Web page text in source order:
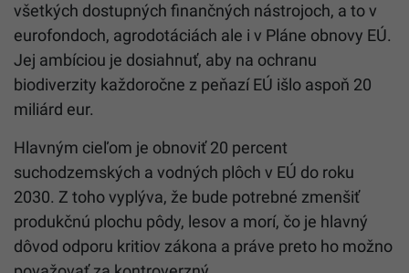
všetkých dostupných finančných nástrojoch, a to v
eurofondoch, agrodotáciách ale i v Pláne obnovy EÚ.
Jej ambíciou je dosiahnuť, aby na ochranu
biodiverzity každoročne z peňazí EÚ išlo aspoň 20
miliárd eur.
Hlavným cieľom je obnoviť 20 percent
suchodzemských a vodných plôch v EÚ do roku
2030. Z toho vyplýva, že bude potrebné zmenšiť
produkčnú plochu pôdy, lesov a morí, čo je hlavný
dôvod odporu kritiov zákona a práve preto ho možno